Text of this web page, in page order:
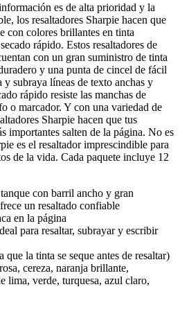
es de alta prioridad y la
los resaltadores Sharpie hacen que
con colores brillantes en tinta
rápido. Estos resaltadores de
con un gran suministro de tinta
y una punta de cincel de fácil
y subraya líneas de texto anchas y
rápido resiste las manchas de
o marcador. Y con una variedad de
Sharpie hacen que tus
importantes salten de la página. No es
es el resaltador imprescindible para
de la vida. Cada paquete incluye 12
con barril ancho y gran
un resaltado confiable
en la página
para resaltar, subrayar y escribir
que la tinta se seque antes de resaltar)
cereza, naranja brillante,
lima, verde, turquesa, azul claro,